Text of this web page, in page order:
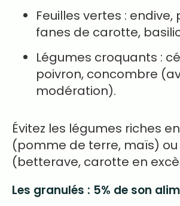
Feuilles vertes : endive,
fanes de carotte,
Légumes croquants :
poivron, concombre
modération).
Évitez les légumes riches
(pomme de terre, maïs) ou
(betterave, carotte en
Les granulés : 5% de son